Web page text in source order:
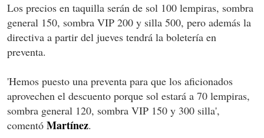
Los precios en taquilla serán de sol 100 lempiras, sombra
general 150, sombra VIP 200 y silla 500, pero además la
directiva a partir del jueves tendrá la boletería en
preventa.
'Hemos puesto una preventa para que los aficionados
aprovechen el descuento porque sol estará a 70 lempiras,
sombra general 120, sombra VIP 150 y 300 silla',
comentó Martínez.